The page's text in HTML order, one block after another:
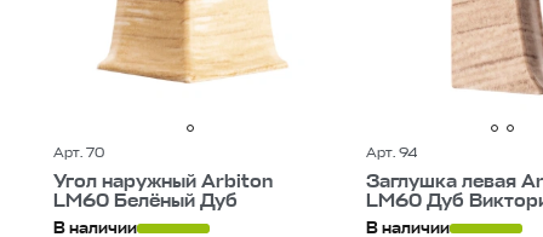
Арт. 70
Угол наружный Arbiton
LM60 Белёный Дуб
В наличии
Арт. 94
Заглушка левая
LM60 Дуб
В наличии